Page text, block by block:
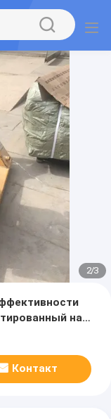
2/3
на
Контакт